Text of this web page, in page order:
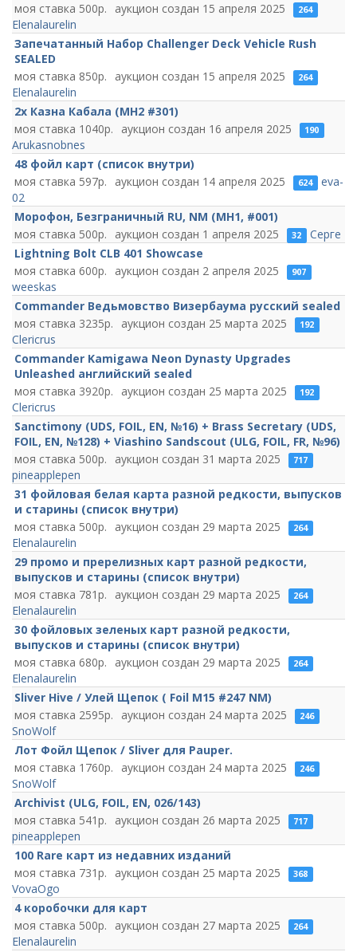
500 15 апреля 2025 264
Elenalaurelin
Запечатанный Набор Challenger Deck Vehicle Rush
SEALED
850
15 апреля 2025 264
Elenalaurelin
2x Казна Кабала (MH2 #301)
1040
16 апреля 2025 190
Arukasnobnes
48 фойл карт (список внутри)
597
14 апреля 2025 624
eva-
02
Морофон, Безграничный RU, NM (MH1, #001)
500
1 апреля 2025 32
Серге
Lightning Bolt CLB 401 Showcase
600
2 апреля 2025 907
weeskas
Commander Ведьмовство Визербаума русский sealed
3235
25 марта 2025 192
Clericrus
Commander Kamigawa Neon Dynasty Upgrades
Unleashed английский sealed
3920
25 марта 2025 192
Clericrus
Sanctimony (UDS, FOIL, EN, №16) + Brass Secretary (UDS,
FOIL, EN, №128) + Viashino Sandscout (ULG, FOIL, FR, №96)
500
31 марта 2025 717
pineapplepen
31 фойловая белая карта разной редкости, выпусков
и старины (список внутри)
500
29 марта 2025 264
Elenalaurelin
29 промо и пререлизных карт разной редкости,
выпусков и старины (список внутри)
781
29 марта 2025 264
Elenalaurelin
30 фойловых зеленых карт разной редкости,
выпусков и старины (список внутри)
680
29 марта 2025 264
Elenalaurelin
Sliver Hive / Улей Щепок ( Foil M15 #247 NM)
2595
24 марта 2025 246
SnoWolf
Лот Фойл Щепок / Sliver для Pauper.
1760
24 марта 2025 246
SnoWolf
Archivist (ULG, FOIL, EN, 026/143)
541
26 марта 2025 717
pineapplepen
100 Rare карт из недавних изданий
731
25 марта 2025 368
VovaOgo
4 коробочки для карт
500
27 марта 2025 264
Elenalaurelin